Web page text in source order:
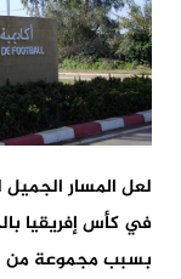
في كأس إفريقيا
بسبب مجموعة من